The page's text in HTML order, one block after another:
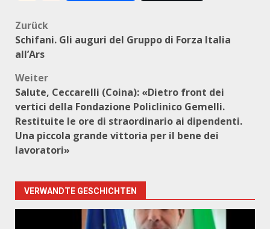
Beitragsnavigation
Zurück
Schifani. Gli auguri del Gruppo di Forza Italia
all’Ars
Weiter
Salute, Ceccarelli (Coina): «Dietro front dei
vertici della Fondazione Policlinico Gemelli.
Restituite le ore di straordinario ai dipendenti.
Una piccola grande vittoria per il bene dei
lavoratori»
VERWANDTE GESCHICHTEN